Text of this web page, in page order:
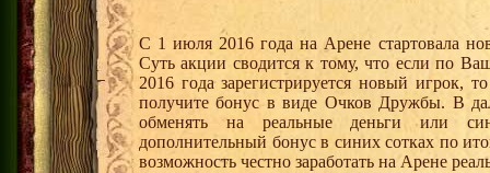
С 1 июля 2016 года на Арене стартовала
Суть акции сводится к тому, что если по
2016 года зарегистрируется новый
получите бонус в виде Очков Дружбы. В
обменять на реальные деньги или
дополнительный бонус в синих сотках по
возможность честно заработать на Арене